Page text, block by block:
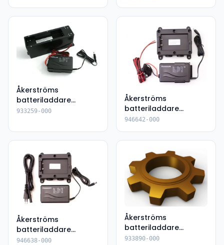
Åkerströms
batteriladdare
933259-000
933259-000
Åkerströms
batteriladdare
946642-000
946642-000
Åkerströms
batteriladdare
946638-000
946638-000
Åkerströms
batteriladdare
933890-000
933890-000